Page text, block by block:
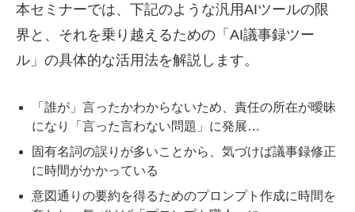
本セミナーでは、下記のような汎用AIツールの限
界と、それを乗り越えるための「AI議事録ツー
ル」の具体的な活用法を解説します。
「誰が」言ったかわからないため、責任の所在が曖昧
になり「言った言わない問題」に発展…
固有名詞の誤りが多いことから、気づけば議事録修正
に時間がかかっている
意図通りの要約を得るためのプロンプト作成に時間を